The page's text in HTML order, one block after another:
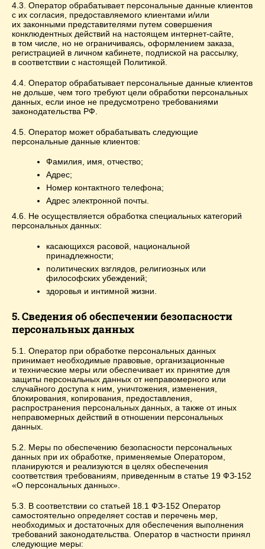
4.3. Оператор обрабатывает персональные данные клиентов
с их согласия, предоставляемого клиентами и/или
их законными представителями путем совершения
конклюдентных действий на настоящем интернет-сайте,
в том числе, но не ограничиваясь, оформлением заказа,
регистрацией в личном кабинете, подпиской на рассылку,
в соответствии с настоящей Политикой.
4.4. Оператор обрабатывает персональные данные клиентов
не дольше, чем того требуют цели обработки персональных
данных, если иное не предусмотрено требованиями
законодательства РФ.
4.5. Оператор может обрабатывать следующие
персональные данные клиентов:
Фамилия, имя, отчество;
Адрес;
Номер контактного телефона;
Адрес электронной почты.
4.6. Не осуществляется обработка специальных категорий
персональных данных:
касающихся расовой, национальной
принадлежности;
политических взглядов, религиозных или
философских убеждений;
здоровья и интимной жизни.
5. Сведения об обеспечении безопасности
персональных данных
5.1. Оператор при обработке персональных данных
принимает необходимые правовые, организационные
и технические меры или обеспечивает их принятие для
защиты персональных данных от неправомерного или
случайного доступа к ним, уничтожения, изменения,
блокирования, копирования, предоставления,
распространения персональных данных, а также от иных
неправомерных действий в отношении персональных
данных.
5.2. Меры по обеспечению безопасности персональных
данных при их обработке, применяемые Оператором,
планируются и реализуются в целях обеспечения
соответствия требованиям, приведенным в статье 19 ФЗ-152
«О персональных данных».
5.3. В соответствии со статьей 18.1 ФЗ-152 Оператор
самостоятельно определяет состав и перечень мер,
необходимых и достаточных для обеспечения выполнения
требований законодательства. Оператор в частности принял
следующие меры: